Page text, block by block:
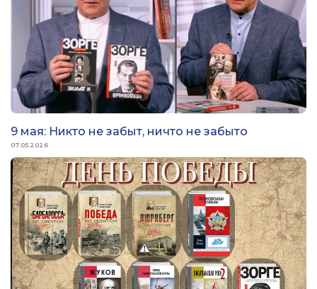
9 мая: Никто не забыт, ничто не забыто
07.05.2026